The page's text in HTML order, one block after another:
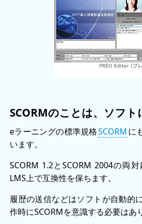
SCORMのことは、ソフ
eラーニングの標準規格SCORM に
います。
SCORM 1.2とSCORM 2004の両
LMS上で互換性を保ちます。
履歴の送信などはソフトが自動的
作時にSCORMを意識する必要はあ